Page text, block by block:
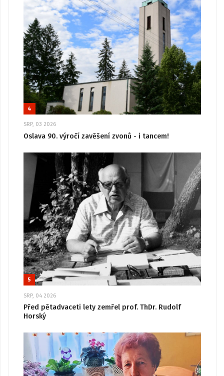
4
SRP, 03 2026
Oslava 90. výročí zavěšení zvonů - i tancem!
5
SRP, 04 2026
Před pětadvaceti lety zemřel prof. ThDr. Rudolf
Horský